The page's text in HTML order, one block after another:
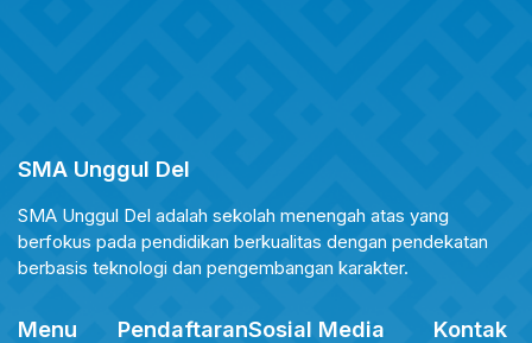
SMA Unggul Del
SMA Unggul Del adalah sekolah menengah atas yang
berfokus pada pendidikan berkualitas dengan pendekatan
berbasis teknologi dan pengembangan karakter.
Menu PendaftaranSosial Media Kontak